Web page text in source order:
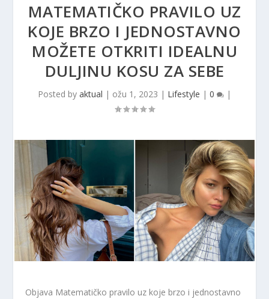
MATEMATIČKO PRAVILO UZ
KOJE BRZO I JEDNOSTAVNO
MOŽETE OTKRITI IDEALNU
DULJINU KOSU ZA SEBE
Posted by aktual | ožu 1, 2023 | Lifestyle | 0 |
Objava Matematičko pravilo uz koje brzo i jednostavno